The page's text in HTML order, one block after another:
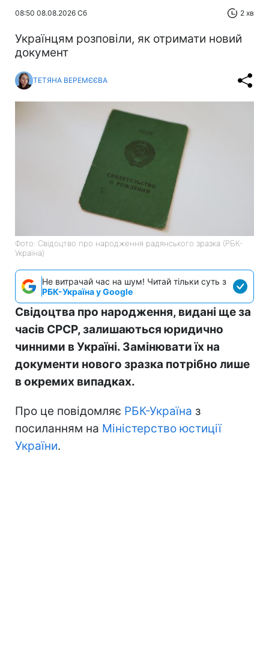
08:50 08.08.2026 Сб 2 хв
Українцям розповіли, як отримати новий
документ
ТЕТЯНА ВЕРЕМЄЄВА
Фото: Свідоцтво про народження радянського зразка (РБК-
Україна)
Не витрачай час на шум! Читай тільки суть з
РБК-Україна у Google
Свідоцтва про народження, видані ще за
часів СРСР, залишаються юридично
чинними в Україні. Замінювати їх на
документи нового зразка потрібно лише
в окремих випадках.
Про це повідомляє РБК-Україна з
посиланням на Міністерство юстиції
України.